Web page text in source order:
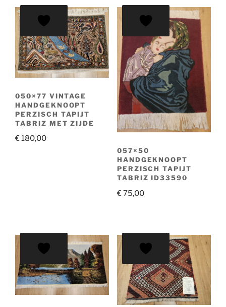
050×77 VINTAGE
HANDGEKNOOPT
PERZISCH TAPIJT
TABRIZ MET ZIJDE
€180,00
057×50
HANDGEKNOOPT
PERZISCH TAPIJT
TABRIZ ID33590
€75,00